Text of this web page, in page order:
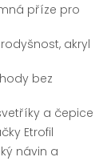
příze pro
akryl
bez
a čepice
Etrofil
návin a